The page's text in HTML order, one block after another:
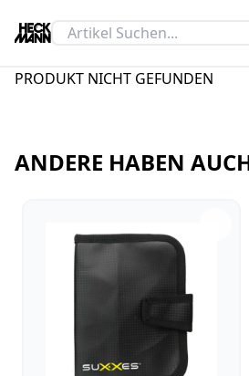
PRODUKT NICHT GEFUNDEN
ANDERE HABEN